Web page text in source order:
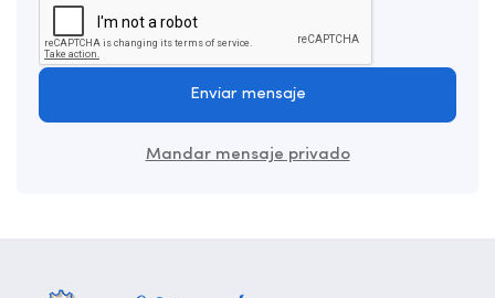
Enviar mensaje
Mandar mensaje privado